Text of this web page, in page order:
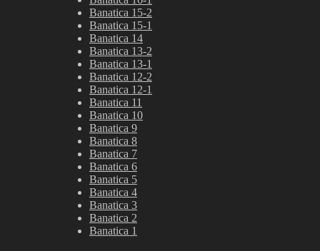
Banatica 15-2
Banatica 15-1
Banatica 14
Banatica 13-2
Banatica 13-1
Banatica 12-2
Banatica 12-1
Banatica 11
Banatica 10
Banatica 9
Banatica 8
Banatica 7
Banatica 6
Banatica 5
Banatica 4
Banatica 3
Banatica 2
Banatica 1